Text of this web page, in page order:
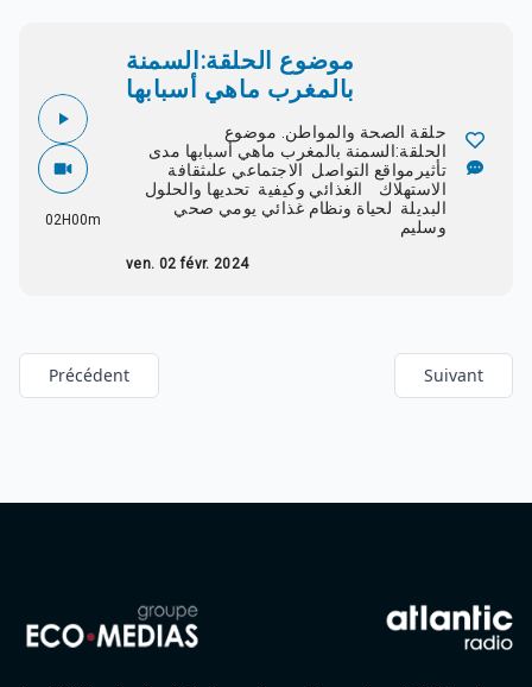
02H00m
موضوع الحلقة:السمنة
بالمغرب ماهي أسبابها
حلقة الصحة والمواطن. موضوع
الحلقة:السمنة بالمغرب ماهي أسبابها مدى
تأثيرمواقع التواصل الاجتماعي علىثقافة
الاستهلاك الغذائي وكيفية تحديها والحلول
البديلة لحياة ونظام غذائي يومي صحي
وسليم
ven. 02 févr. 2024
Précédent Suivant